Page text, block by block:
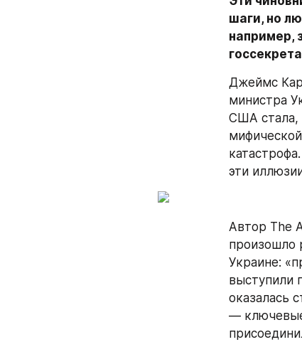
шаги, но
например,
Джеймс
министра
США стала,
эти
Автор The
произошло
Украине:
выступили
оказалась
—